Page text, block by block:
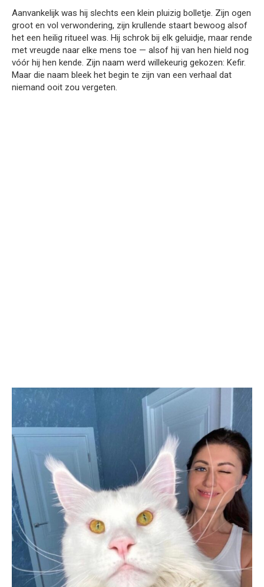
Aanvankelijk was hij slechts een klein pluizig bolletje. Zijn ogen
groot en vol verwondering, zijn krullende staart bewoog alsof
het een heilig ritueel was. Hij schrok bij elk geluidje, maar rende
met vreugde naar elke mens toe — alsof hij van hen hield nog
vóór hij hen kende. Zijn naam werd willekeurig gekozen: Kefir.
Maar die naam bleek het begin te zijn van een verhaal dat
niemand ooit zou vergeten.